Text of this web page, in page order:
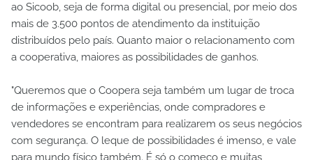
ao Sicoob, seja de forma digital ou presencial, por meio dos
mais de 3.500 pontos de atendimento da instituição
distribuídos pelo país. Quanto maior o relacionamento com
a cooperativa, maiores as possibilidades de ganhos.
"Queremos que o Coopera seja também um lugar de troca
de informações e experiências, onde compradores e
vendedores se encontram para realizarem os seus negócios
com segurança. O leque de possibilidades é imenso, e vale
para mundo físico também. É só o começo e muitas